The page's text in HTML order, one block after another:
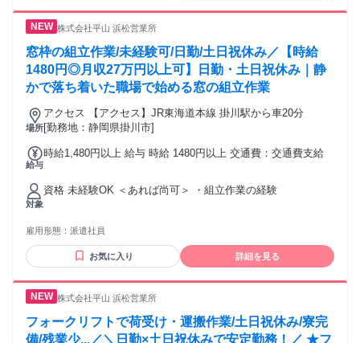
株式会社平山 浜松営業所
窓枠の組立作業/未経験可/日勤/土日祝休み／【時給
1480円◎月収27万円以上可】日勤・土日祝休み｜静
かで落ち着いた職場で始める窓の組立作業
場所
アクセス 【アクセス】JR東海道本線 掛川駅から車20分
[勤務地：静岡県掛川市]
給与
時給1,480円以上 給与 時給 1480円以上 交通費：交通費支給
対象
資格 未経験OK ＜あれば尚可＞ ・組立作業の経験
雇用形態： 派遣社員
お気に入り 詳細を見る
株式会社平山 浜松営業所
フォークリフトで荷受け・運搬作業/土日祝休み/寮完
備/残業少...／＼日勤×土日祝休みで安定勤務！／ ★フ